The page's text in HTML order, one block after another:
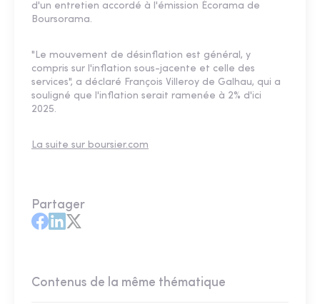
d'un entretien accordé à l'émission Écorama de
Boursorama.
"Le mouvement de désinflation est général, y
compris sur l'inflation sous-jacente et celle des
services", a déclaré François Villeroy de Galhau, qui a
souligné que l'inflation serait ramenée à 2% d'ici
2025.
La suite sur boursier.com
Partager
Contenus de la même thématique